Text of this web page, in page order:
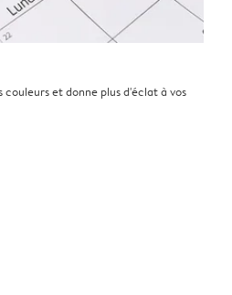
et donne plus d'éclat à vos